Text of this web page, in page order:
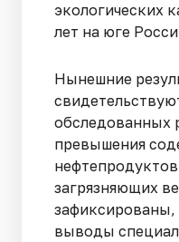
экологических
лет на юге
Нынешние
обследованных
превышения
загрязняющих
выводы